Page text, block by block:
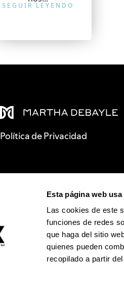
Esta página web
Las cookies de este
funciones de redes
que haga del sitio
quienes pueden
recopilado a partir
SEGUIR LEYENDO
Política de Privacidad